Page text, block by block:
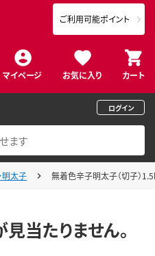
マイページ お気に入り カート
ご利用可能ポイント
ログイン
明太子 無着色辛子明太子（切子
当たりません。